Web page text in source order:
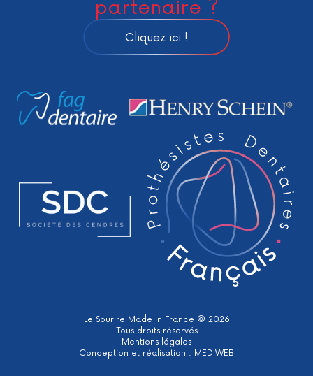
partenaire ?
Cliquez ici !
Le Sourire Made In France © 2026
Tous droits réservés
Mentions légales
Conception et réalisation : MEDIWEB